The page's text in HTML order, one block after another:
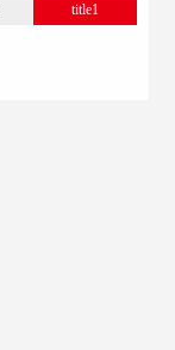
title1